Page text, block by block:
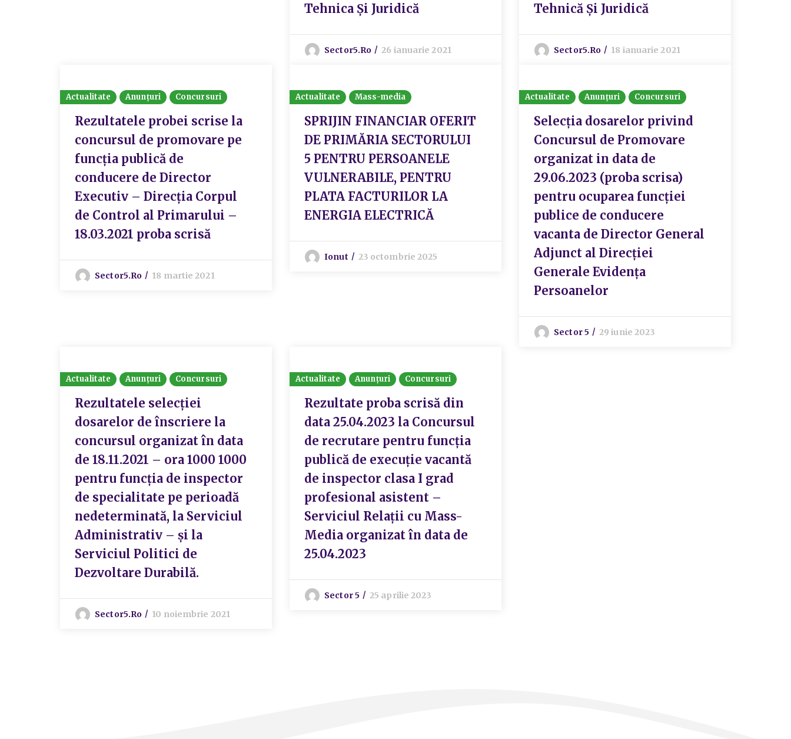
Tehnica Și Juridică
Sector5.ro 26 ianuarie 2021
Tehnică Și Juridică
Sector5.ro 18 ianuarie 2021
Actualitate Anunțuri Concursuri
Rezultatele probei scrise la
concursul de promovare pe
funcția publică de
conducere de Director
Executiv – Direcția Corpul
de Control al Primarului –
18.03.2021 proba scrisă
Sector5.ro 18 martie 2021
Actualitate Mass-media
SPRIJIN FINANCIAR OFERIT
DE PRIMĂRIA SECTORULUI
5 PENTRU PERSOANELE
VULNERABILE, PENTRU
PLATA FACTURILOR LA
ENERGIA ELECTRICĂ
Ionut 23 octombrie 2025
Actualitate Anunțuri Concursuri
Selecția dosarelor privind
Concursul de Promovare
organizat in data de
29.06.2023 (proba scrisa)
pentru ocuparea funcției
publice de conducere
vacanta de Director General
Adjunct al Direcției
Generale Evidența
Persoanelor
Sector 5 29 iunie 2023
Actualitate Anunțuri Concursuri
Rezultatele selecției
dosarelor de înscriere la
concursul organizat în data
de 18.11.2021 – ora 1000 1000
pentru funcția de inspector
de specialitate pe perioadă
nedeterminată, la Serviciul
Administrativ – și la
Serviciul Politici de
Dezvoltare Durabilă.
Sector5.ro 10 noiembrie 2021
Actualitate Anunțuri Concursuri
Rezultate proba scrisă din
data 25.04.2023 la Concursul
de recrutare pentru funcția
publică de execuție vacantă
de inspector clasa I grad
profesional asistent –
Serviciul Relații cu Mass-
Media organizat în data de
25.04.2023
Sector 5 25 aprilie 2023